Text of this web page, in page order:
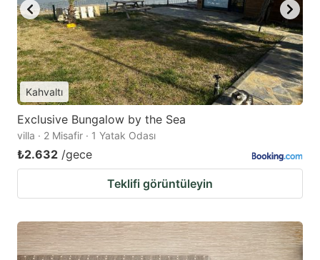
Kahvaltı
Exclusive Bungalow by the Sea
villa · 2 Misafir · 1 Yatak Odası
₺2.632 /gece
Teklifi görüntüleyin